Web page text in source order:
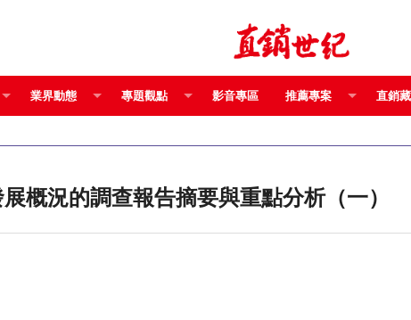
業界動態 專題觀點 影音專區 推薦專案 直銷
概況的調查報告摘要與重點分析（一）